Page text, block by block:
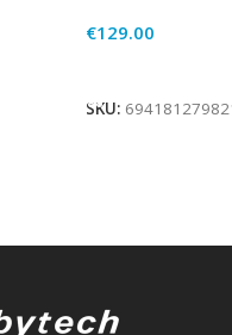
€129.00
SKU: